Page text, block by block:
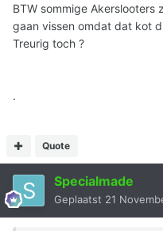
BTW sommige Akerslooters
gaan vissen omdat dat kot
Treurig toch ?
.
Quote
Specialmade
Geplaatst 21